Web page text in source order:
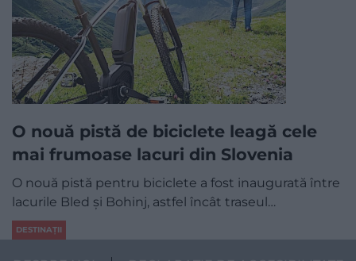
O nouă pistă de biciclete leagă cele
mai frumoase lacuri din Slovenia
O nouă pistă pentru biciclete a fost inaugurată între
lacurile Bled și Bohinj, astfel încât traseul…
DESTINAȚII